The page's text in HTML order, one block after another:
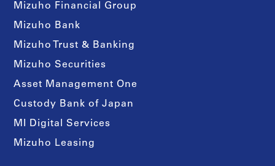
Mizuho Financial Group
Mizuho Bank
Mizuho Trust & Banking
Mizuho Securities
Asset Management One
Custody Bank of Japan
MI Digital Services
Mizuho Leasing